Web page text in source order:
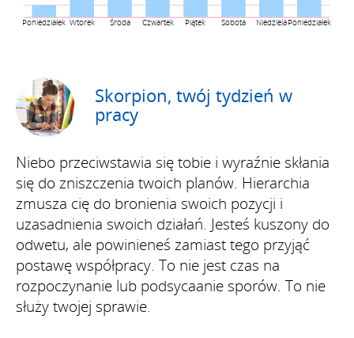
Poniedziałek Wtorek Środa Czwartek Piątek Sobota NiedzielaPoniedziałek
Skorpion, twój tydzień w
pracy
Niebo przeciwstawia się tobie i wyraźnie skłania
się do zniszczenia twoich planów. Hierarchia
zmusza cię do bronienia swoich pozycji i
uzasadnienia swoich działań. Jesteś kuszony do
odwetu, ale powinieneś zamiast tego przyjąć
postawę współpracy. To nie jest czas na
rozpoczynanie lub podsycaanie sporów. To nie
służy twojej sprawie.